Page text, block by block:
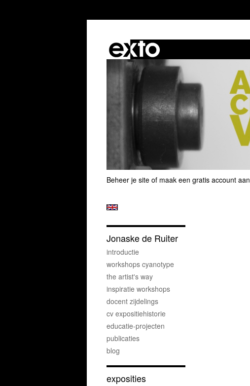
Beheer je site of maak een gratis account aan
Jonaske de Ruiter
introductie
workshops cyanotype
the artist's way
inspiratie workshops
docent zijdelings
cv expositiehistorie
educatie-projecten
publicaties
blog
exposities